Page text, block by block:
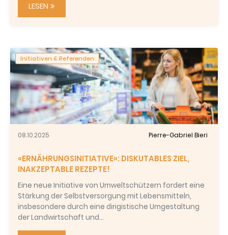
LESEN
Initiativen & Referenden
08.10.2025 Pierre-Gabriel Bieri
«ERNÄHRUNGSINITIATIVE»: DISKUTABLES ZIEL,
INAKZEPTABLE REZEPTE!
Eine neue Initiative von Umweltschützern fordert eine
Stärkung der Selbstversorgung mit Lebensmitteln,
insbesondere durch eine dirigistische Umgestaltung
der Landwirtschaft und…